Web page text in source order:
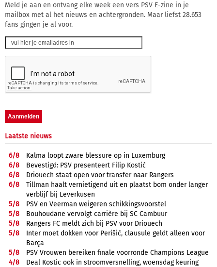
Meld je aan en ontvang elke week een vers PSV E-zine in je
mailbox met al het nieuws en achtergronden. Maar liefst 28.653
fans gingen je al voor.
Laatste nieuws
6/8
Kalma loopt zware blessure op in Luxemburg
6/8
Bevestigd: PSV presenteert Filip Kostić
6/8
Driouech staat open voor transfer naar Rangers
6/8
Tillman haalt vernietigend uit en plaatst bom onder langer
verblijf bij Leverkusen
5/8
PSV en Veerman weigeren schikkingsvoorstel
5/8
Bouhoudane vervolgt carrière bij SC Cambuur
5/8
Rangers FC meldt zich bij PSV voor Driouech
5/8
Inter moet dokken voor Perišić, clausule geldt alleen voor
Barça
5/8
PSV Vrouwen bereiken finale voorronde Champions League
4/8
Deal Kostic ook in stroomversnelling, woensdag keuring